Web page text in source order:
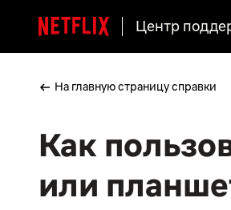
Центр
На главную страницу справки
Как
или